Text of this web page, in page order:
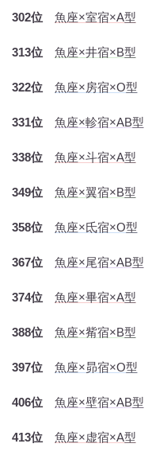
302位 魚座×室宿×A型
313位 魚座×井宿×B型
322位 魚座×房宿×O型
331位 魚座×軫宿×AB型
338位 魚座×斗宿×A型
349位 魚座×翼宿×B型
358位 魚座×氐宿×O型
367位 魚座×尾宿×AB型
374位 魚座×畢宿×A型
388位 魚座×觜宿×B型
397位 魚座×昴宿×O型
406位 魚座×壁宿×AB型
413位 魚座×虚宿×A型